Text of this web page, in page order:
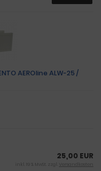
AEROline ALW-25 /
25,00 EUR
inkl. 19 % MwSt. zzgl. Versandkosten